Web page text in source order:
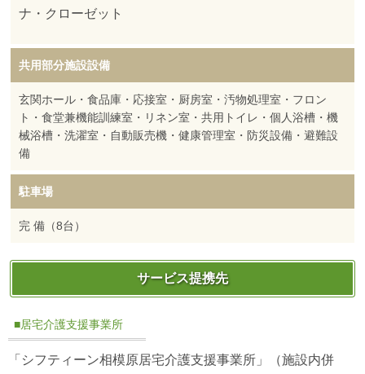
ナ・クローゼット
共用部分施設設備
玄関ホール・食品庫・応接室・厨房室・汚物処理室・フロン
ト・食堂兼機能訓練室・リネン室・共用トイレ・個人浴槽・機
械浴槽・洗濯室・自動販売機・健康管理室・防災設備・避難設
備
駐車場
完 備（8台）
サービス提携先
■居宅介護支援事業所
「シフティーン相模原居宅介護支援事業所」（施設内併